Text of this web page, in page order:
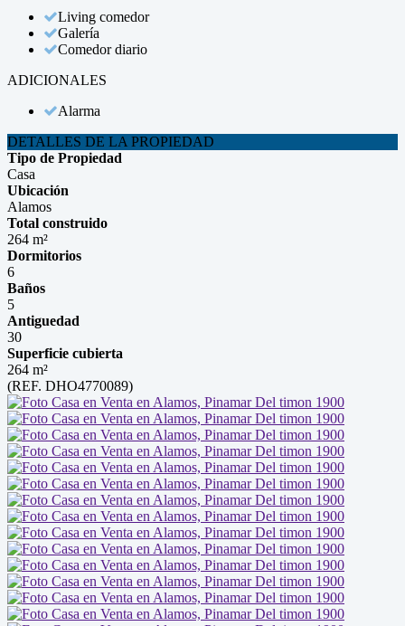
Living comedor
Galería
Comedor diario
ADICIONALES
Alarma
DETALLES DE LA PROPIEDAD
Tipo de Propiedad
Casa
Ubicación
Alamos
Total construido
264 m²
Dormitorios
6
Baños
5
Antiguedad
30
Superficie cubierta
264 m²
(REF. DHO4770089)